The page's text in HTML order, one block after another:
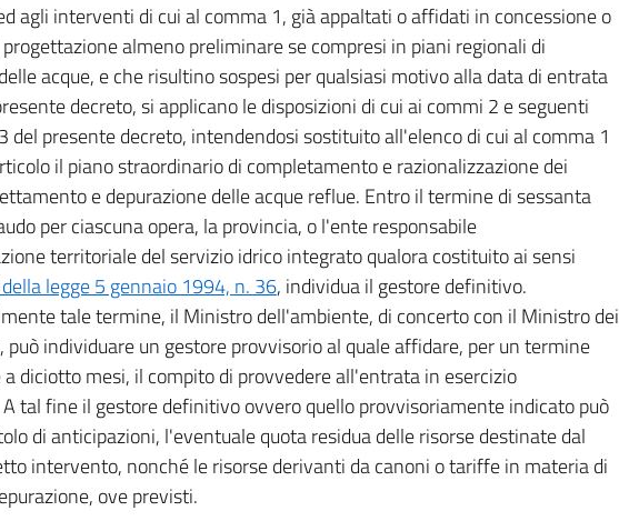
agli interventi di cui al comma 1, già appaltati o affidati in concessione o
almeno preliminare se compresi in piani regionali di
acque, e che risultino sospesi per qualsiasi motivo alla data di entrata
decreto, si applicano le disposizioni di cui ai commi 2 e seguenti
del presente decreto, intendendosi sostituito all'elenco di cui al comma 1
il piano straordinario di completamento e razionalizzazione dei
e depurazione delle acque reflue. Entro il termine di sessanta
per ciascuna opera, la provincia, o l'ente responsabile
territoriale del servizio idrico integrato qualora costituito ai sensi
legge 5 gennaio 1994, n. 36, individua il gestore definitivo.
tale termine, il Ministro dell'ambiente, di concerto con il Ministro dei
può individuare un gestore provvisorio al quale affidare, per un termine
diciotto mesi, il compito di provvedere all'entrata in esercizio
tal fine il gestore definitivo ovvero quello provvisoriamente indicato può
di anticipazioni, l'eventuale quota residua delle risorse destinate dal
intervento, nonché le risorse derivanti da canoni o tariffe in materia di
ove previsti.